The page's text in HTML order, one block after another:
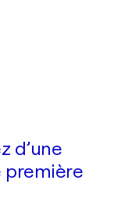
d’une
première